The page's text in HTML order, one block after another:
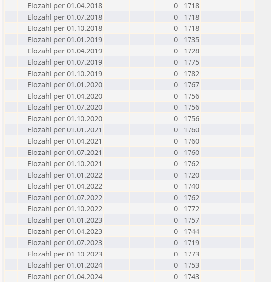
Elozahl per 01.04.2018
0
1718
Elozahl per 01.07.2018
0
1718
Elozahl per 01.10.2018
0
1718
Elozahl per 01.01.2019
0
1735
Elozahl per 01.04.2019
0
1728
Elozahl per 01.07.2019
0
1775
Elozahl per 01.10.2019
0
1782
Elozahl per 01.01.2020
0
1767
Elozahl per 01.04.2020
0
1756
Elozahl per 01.07.2020
0
1756
Elozahl per 01.10.2020
0
1756
Elozahl per 01.01.2021
0
1760
Elozahl per 01.04.2021
0
1760
Elozahl per 01.07.2021
0
1760
Elozahl per 01.10.2021
0
1762
Elozahl per 01.01.2022
0
1720
Elozahl per 01.04.2022
0
1740
Elozahl per 01.07.2022
0
1762
Elozahl per 01.10.2022
0
1772
Elozahl per 01.01.2023
0
1757
Elozahl per 01.04.2023
0
1744
Elozahl per 01.07.2023
0
1719
Elozahl per 01.10.2023
0
1773
Elozahl per 01.01.2024
0
1753
Elozahl per 01.04.2024
0 1743